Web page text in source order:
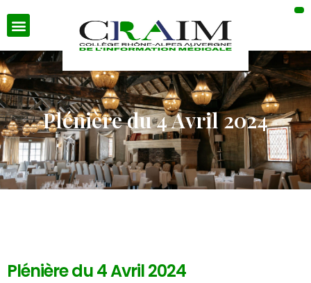
Plénière du 4 Avril 2024
Plénière du 4 Avril 2024